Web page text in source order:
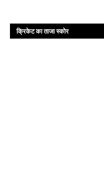
क्रिकेट का ताजा स्कोर